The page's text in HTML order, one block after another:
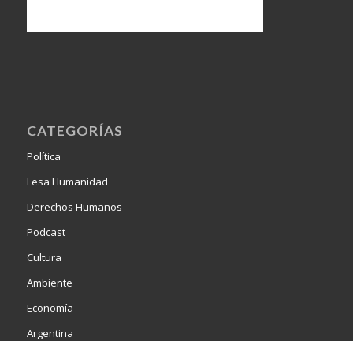
CATEGORÍAS
Política
Lesa Humanidad
Derechos Humanos
Podcast
Cultura
Ambiente
Economía
Argentina